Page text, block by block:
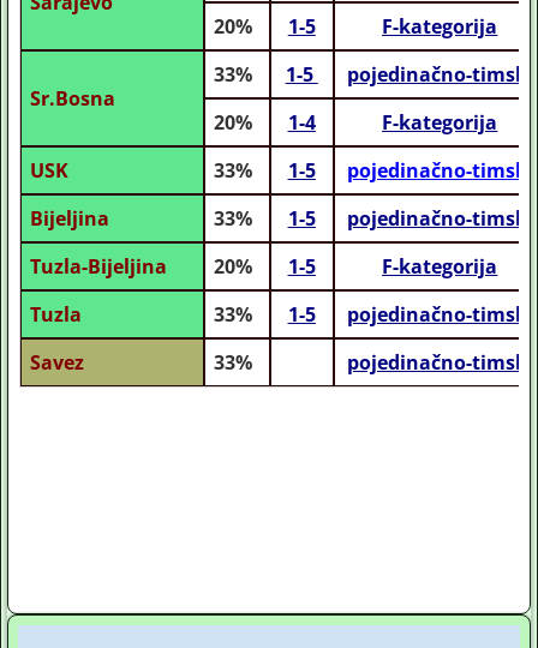
20%
1-5 F-kategorija
Sr.Bosna
33% 1-5
pojedinačno-timski
20%
1-4
F-kategorija
USK
33% 1-5
pojedinačno-timski
Bijeljina
33% 1-5
pojedinačno-timski
Tuzla-Bijeljina
20% 1-5
F-kategorija
Tuzla
33% 1-5
pojedinačno-timski
Savez
33% pojedinačno-timski